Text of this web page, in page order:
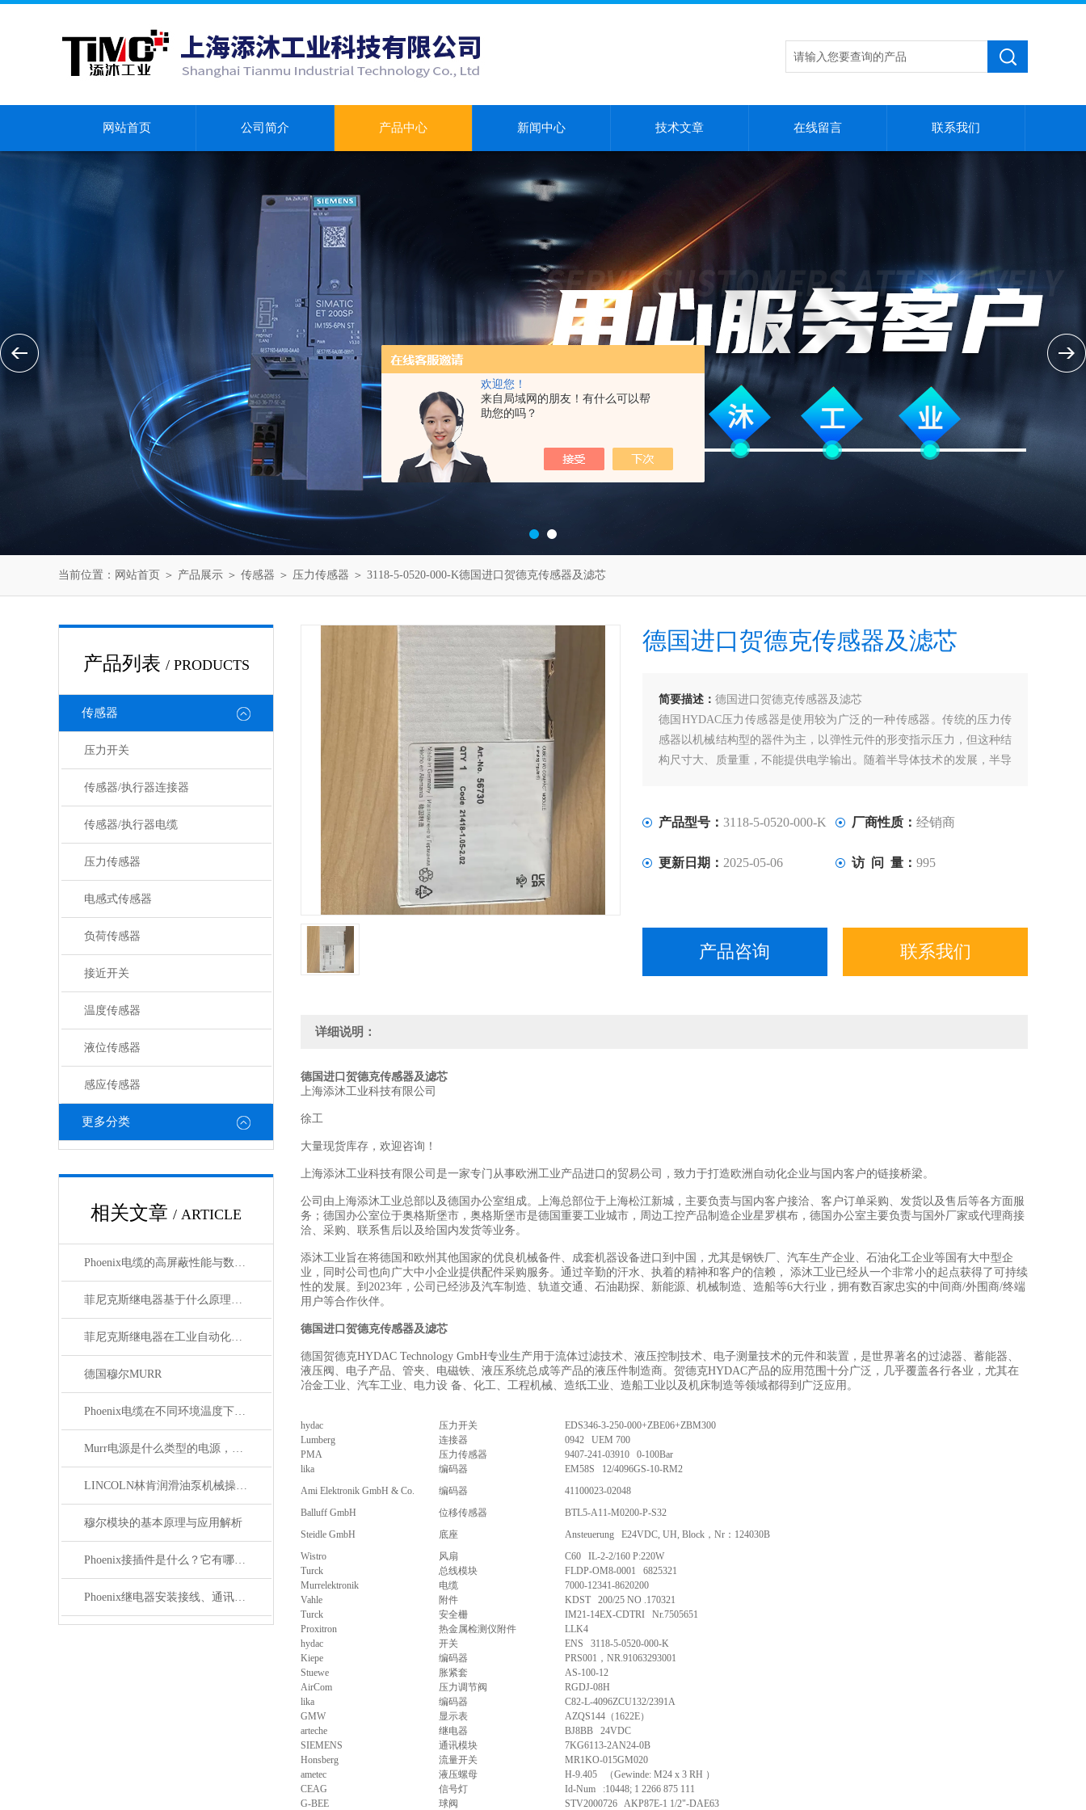
欢迎您！
来自局域网的朋友！有什么可以帮
助您的吗？
网站首页 公司简介 产品中心 新闻中心 技术文章 在线留言 联系我们
当前位置： 网站首页 ＞ 产品展示 ＞ 传感器 ＞ 压力传感器 ＞ 3118-5-0520-000-K德国进口贺德克传感器及滤芯
产品列表 / PRODUCTS
传感器
压力开关
传感器/执行器连接器
传感器/执行器电缆
压力传感器
电感式传感器
负荷传感器
接近开关
温度传感器
液位传感器
感应传感器
更多分类
相关文章 / ARTICLE
Phoenix电缆的高屏蔽性能与数据传输优势
菲尼克斯继电器基于什么原理工作？
菲尼克斯继电器在工业自动化中的作用
德国穆尔MURR
Phoenix电缆在不同环境温度下的性能表现如何？
Murr电源是什么类型的电源，主要用于哪些领域？
LINCOLN林肯润滑油泵机械操作原理
穆尔模块的基本原理与应用解析
Phoenix接插件是什么？它有哪些应用？
Phoenix继电器安装接线、通讯集成与故障诊断指南
德国进口贺德克传感器及滤芯
简要描述： 德国进口贺德克传感器及滤芯
德国HYDAC压力传感器是使用较为广泛的一种传感器。传统的压力传
感器以机械结构型的器件为主，以弹性元件的形变指示压力，但这种结
构尺寸大、质量重，不能提供电学输出。随着半导体技术的发展，半导
而且其功耗小、可靠性高。
产品型号： 3118-5-0520-000-K 厂商性质： 经销商
更新日期： 2025-05-06 访 问 量： 995
产品咨询 联系我们
详细说明：
德国进口贺德克传感器及滤芯
上海添沐工业科技有限公司
徐工
大量现货库存，欢迎咨询！
上海添沐工业科技有限公司是一家专门从事欧洲工业产品进口的贸易公司，致力于打造欧洲自动化企业与国内客户的链接桥梁。
公司由上海添沐工业总部以及德国办公室组成。上海总部位于上海松江新城，主要负责与国内客户接洽、客户订单采购、发货以及售后等各方面服
务；德国办公室位于奥格斯堡市，奥格斯堡市是德国重要工业城市，周边工控产品制造企业星罗棋布，德国办公室主要负责与国外厂家或代理商接
洽、采购、联系售后以及给国内发货等业务。
添沐工业旨在将德国和欧州其他国家的优良机械备件、成套机器设备进口到中国，尤其是钢铁厂、汽车生产企业、石油化工企业等国有大中型企
业，同时公司也向广大中小企业提供配件采购服务。通过辛勤的汗水、执着的精神和客户的信赖， 添沐工业已经从一个非常小的起点获得了可持续
性的发展。到2023年，公司已经涉及汽车制造、轨道交通、石油勘探、新能源、机械制造、造船等6大行业，拥有数百家忠实的中间商/外围商/终端
用户等合作伙伴。
德国进口贺德克传感器及滤芯
德国贺德克HYDAC Technology GmbH专业生产用于流体过滤技术、液压控制技术、电子测量技术的元件和装置，是世界著名的过滤器、蓄能器、
液压阀、电子产品、管夹、电磁铁、液压系统总成等产品的液压件制造商。贺德克HYDAC产品的应用范围十分广泛，几乎覆盖各行各业，尤其在
冶金工业、汽车工业、电力设 备、化工、工程机械、造纸工业、造船工业以及机床制造等领域都得到广泛应用。
hydac 压力开关
EDS346-3-250-000+ZBE06+ZBM300
Lumberg
连接器
0942 UEM 700
PMA
压力传感器
9407-241-03910 0-100Bar
lika
编码器
EM58S 12/4096GS-10-RM2
Ami Elektronik GmbH & Co.
编码器
41100023-02048
Balluff GmbH
位移传感器
BTL5-A11-M0200-P-S32
Steidle GmbH
底座
Ansteuerung E24VDC, UH, Block，Nr：124030B
Wistro
风扇
C60 IL-2-2/160 P:220W
Turck
总线模块
FLDP-OM8-0001 6825321
Murrelektronik
电缆
7000-12341-8620200
Vahle
附件
KDST 200/25 NO .170321
Turck
安全栅
IM21-14EX-CDTRI Nr.7505651
Proxitron
热金属检测仪附件
LLK4
hydac
开关
ENS 3118-5-0520-000-K
Kiepe
编码器
PRS001，NR.91063293001
Stuewe
胀紧套
AS-100-12
AirCom
压力调节阀
RGDJ-08H
lika
编码器
C82-L-4096ZCU132/2391A
GMW
显示表
AZQS144（1622E）
arteche
继电器
BJ8BB 24VDC
SIEMENS
通讯模块
7KG6113-2AN24-0B
Honsberg
流量开关
MR1KO-015GM020
ametec
液压螺母
H-9.405 （Gewinde: M24 x 3 RH ）
CEAG
信号灯
Id-Num :10448; 1 2266 875 111
G-BEE
球阀
STV2000726 AKP87E-1 1/2"-DAE63